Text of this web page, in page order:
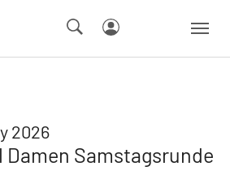
2026
Samstagsrunde